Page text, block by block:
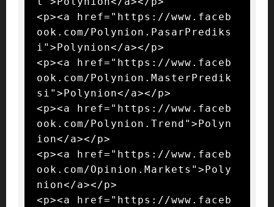
<p><a href="https://www.faceb
ook.com/Polynion.PasarPrediks
i">Polynion</a></p>
<p><a href="https://www.faceb
ook.com/Polynion.MasterPredik
si">Polynion</a></p>
<p><a href="https://www.faceb
ook.com/Polynion.Trend">Polyn
ion</a></p>
<p><a href="https://www.faceb
ook.com/Opinion.Markets">Poly
nion</a></p>
<p><a href="https://www.faceb